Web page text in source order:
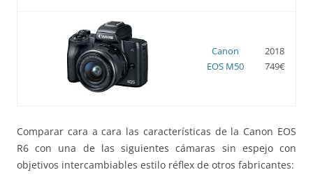
Canon
EOS M50
2018
749€
Comparar cara a cara las características de la Canon EOS
R6 con una de las siguientes cámaras sin espejo con
objetivos intercambiables estilo réflex de otros fabricantes: